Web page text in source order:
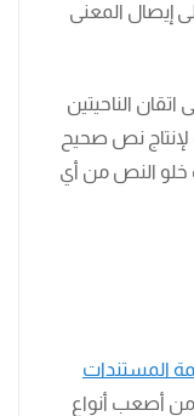
إيصال المعنى
اتقان الناحيتين
لإنتاج نص صحيح
خلو النص من أي
المستندات
من أصعب أنواع